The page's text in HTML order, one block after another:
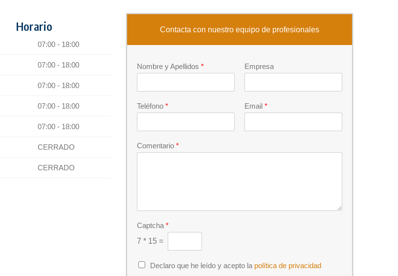
Horario
07:00 - 18:00
07:00 - 18:00
07:00 - 18:00
07:00 - 18:00
07:00 - 18:00
CERRADO
CERRADO
Contacta con nuestro equipo de profesionales
Nombre y Apellidos * Empresa
Teléfono * Email *
Comentario *
Captcha *
7 * 15 =
C
Declaro que he leído y acepto la política de privacidad